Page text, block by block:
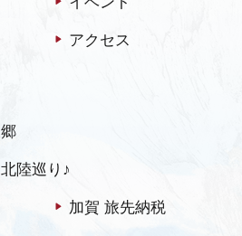
アクセス
陸巡り♪
加賀 旅先納税